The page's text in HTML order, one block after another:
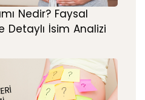
Nedir? Faysal
Detaylı İsim Analizi